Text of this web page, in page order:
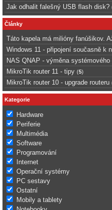
Jak odhalit falešný USB flash disk?
Články
Táto kapela má milióny fanúšikov.
Windows 11 - připojení současně k
NAS QNAP - výměna systémového
MikroTik router 11 - tipy (5)
MikroTik router 10 - upgrade routeru
Kategorie
Hardware
Periferie
Multimédia
Software
Programování
Internet
Operační systémy
PC sestavy
Ostatní
Mobily a tablety